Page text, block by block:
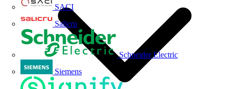
SACI
Salicru
Schneider Electric
Siemens